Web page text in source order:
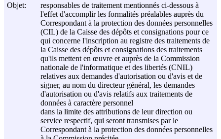
Objet:
responsables de traitement mentionnés ci-dessous à
l'effet d'accomplir les formalités préalables auprès du
Correspondant à la protection des données personnelles
(CIL) de la Caisse des dépôts et consignations pour ce
qui concerne l'inscription au registre des traitements de
la Caisse des dépôts et consignations des traitements
qu'ils mettent en œuvre et auprès de la Commission
nationale de l'informatique et des libertés (CNIL)
relatives aux demandes d'autorisation ou d'avis et de
signer, au nom du directeur général, les demandes
d'autorisation ou d'avis relatifs aux traitements de
données à caractère personnel
dans la limite des attributions de leur direction ou
service respectif, qui seront transmises par le
Correspondant à la protection des données personnelles